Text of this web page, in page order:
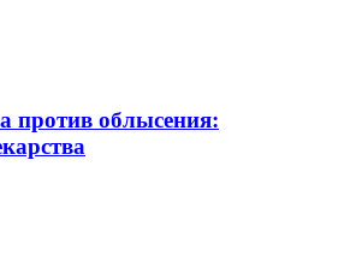
против облысения: